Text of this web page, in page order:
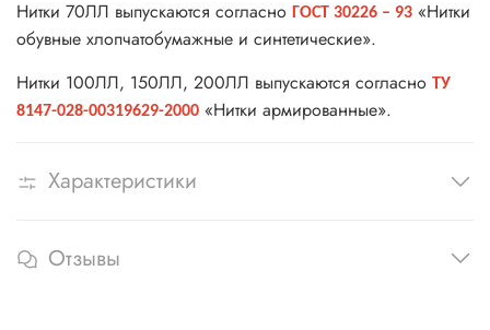
Нитки 70ЛЛ выпускаются согласно ГОСТ 30226 – 93 «Нитки
обувные хлопчатобумажные и синтетические».
Нитки 100ЛЛ, 150ЛЛ, 200ЛЛ выпускаются согласно ТУ
8147-028-00319629-2000 «Нитки армированные».
Характеристики
Отзывы